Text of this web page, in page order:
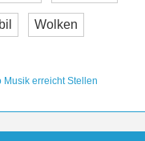
Wolken
Musik erreicht Stellen